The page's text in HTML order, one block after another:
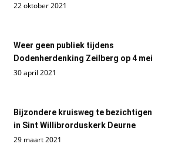
22 oktober 2021
Weer geen publiek tijdens
Dodenherdenking Zeilberg op 4 mei
30 april 2021
Bijzondere kruisweg te bezichtigen
in Sint Willibrorduskerk Deurne
29 maart 2021